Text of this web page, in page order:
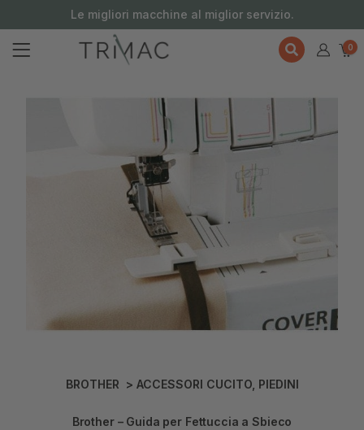
Le migliori macchine al miglior servizio.
0
BROTHER > ACCESSORI CUCITO, PIEDINI
Brother – Guida per Fettuccia a Sbieco